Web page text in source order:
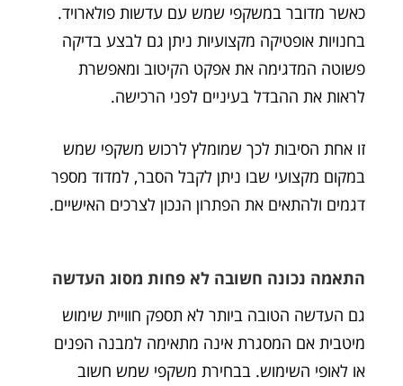
כאשר מדובר במשקפי שמש עם עדשות פולארויד.
בחנויות אופטיקה מקצועיות ניתן גם לבצע בדיקה
פשוטה המדגימה את אפקט הקיטוב ומאפשרת
לראות את ההבדל בעיניים לפני הרכישה.
זו אחת הסיבות לכך שמומלץ לרכוש משקפי שמש
במקום מקצועי שבו ניתן לקבל הסבר, למדוד מספר
דגמים ולהתאים את הפתרון הנכון לצרכים האישיים.
התאמה נכונה חשובה לא פחות מסוג העדשה
גם העדשה הטובה ביותר לא תספק חוויית שימוש
מיטבית אם המסגרת אינה מתאימה למבנה הפנים
או לאופי השימוש. בבחירת משקפי שמש חשוב